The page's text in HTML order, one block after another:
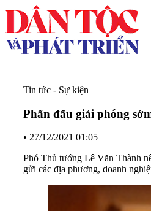
Tin tức - Sự kiện
Phấn đấu giải phóng
• 27/12/2021 01:05
Phó Thủ tướng Lê Văn Thành
gửi các địa phương, doanh